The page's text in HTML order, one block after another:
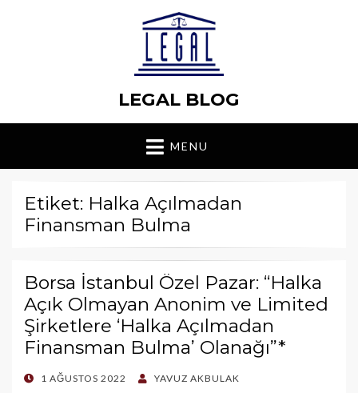
LEGAL BLOG
MENU
Etiket: Halka Açılmadan
Finansman Bulma
Borsa İstanbul Özel Pazar: “Halka
Açık Olmayan Anonim ve Limited
Şirketlere ‘Halka Açılmadan
Finansman Bulma’ Olanağı”*
POSTED
1 AĞUSTOS 2022 YAVUZ AKBULAK